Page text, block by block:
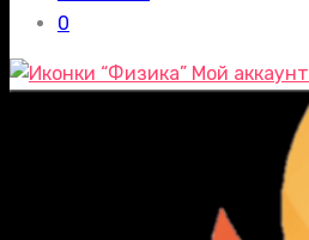
0
Мой аккаунт